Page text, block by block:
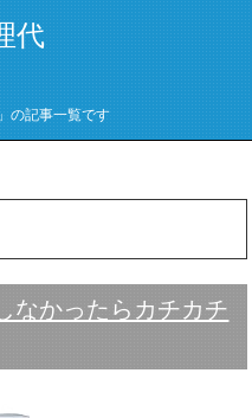
代
の記事一覧です
なかったらカチカチ